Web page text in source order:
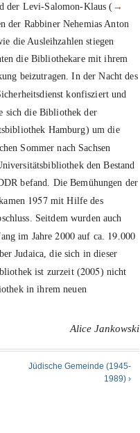
der Levi-Salomon-Klaus (→
der Rabbiner Nehemias Anton
die Ausleihzahlen stiegen
die Bibliothekare mit ihrem
beizutragen. In der Nacht des
konfisziert und
sich die Bibliothek der
Hamburg) um die
Sommer nach Sachsen
den Bestand
befand. Die Bemühungen der
1957mit Hilfe des
Seitdem wurden auch
im Jahre2000 auf ca. 19 000
Judaica, die sich in dieser
ist zurzeit (2005) nicht
in ihrem neuen
Alice Jankowski
Jüdische Gemeinde (1945-
1989) ›